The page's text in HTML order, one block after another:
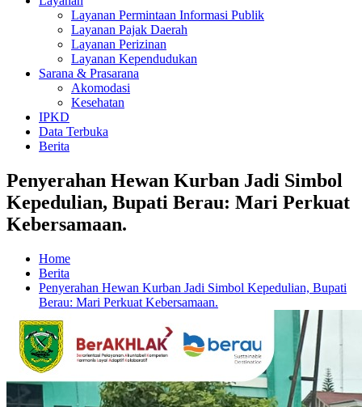
Layanan Permintaan Informasi Publik
Layanan Pajak Daerah
Layanan Perizinan
Layanan Kependudukan
Sarana & Prasarana
Akomodasi
Kesehatan
IPKD
Data Terbuka
Berita
Penyerahan Hewan Kurban Jadi Simbol
Kepedulian, Bupati Berau: Mari Perkuat
Kebersamaan.
Home
Berita
Penyerahan Hewan Kurban Jadi Simbol Kepedulian, Bupati
Berau: Mari Perkuat Kebersamaan.